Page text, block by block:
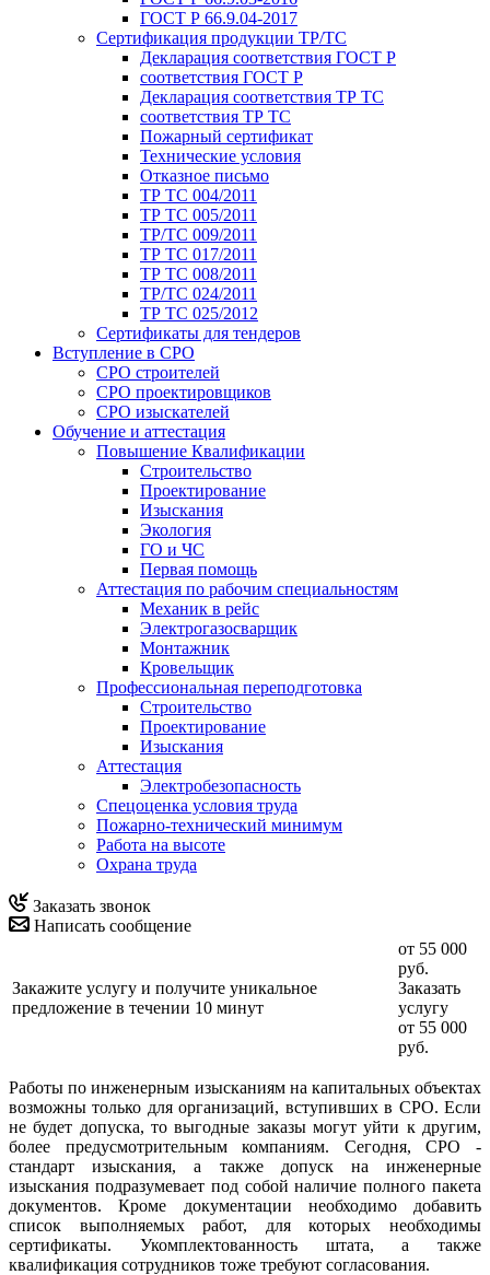
ГОСТ Р 66.9.04-2017
Сертификация продукции ТР/ТС
Декларация соответствия ГОСТ Р
соответствия ГОСТ Р
Декларация соответствия ТР ТС
соответствия ТР ТС
Пожарный сертификат
Технические условия
Отказное письмо
ТР ТС 004/2011
ТР ТС 005/2011
ТР/ТС 009/2011
ТР ТС 017/2011
ТР ТС 008/2011
ТР/ТС 024/2011
ТР ТС 025/2012
Сертификаты для тендеров
Вступление в СРО
СРО строителей
СРО проектировщиков
СРО изыскателей
Обучение и аттестация
Повышение Квалификации
Строительство
Проектирование
Изыскания
Экология
ГО и ЧС
Первая помощь
Аттестация по рабочим специальностям
Механик в рейс
Электрогазосварщик
Монтажник
Кровельщик
Профессиональная переподготовка
Строительство
Проектирование
Изыскания
Аттестация
Электробезопасность
Спецоценка условия труда
Пожарно-технический минимум
Работа на высоте
Охрана труда
Заказать звонок
Написать сообщение
Закажите услугу и получите уникальное
предложение в течении 10 минут
от 55 000
руб.
Заказать
услугу
от 55 000
руб.
Работы по инженерным изысканиям на капитальных объектах
возможны только для организаций, вступивших в СРО. Если
не будет допуска, то выгодные заказы могут уйти к другим,
более предусмотрительным компаниям. Сегодня, СРО -
стандарт изыскания, а также допуск на инженерные
изыскания подразумевает под собой наличие полного пакета
документов. Кроме документации необходимо добавить
список выполняемых работ, для которых необходимы
сертификаты. Укомплектованность штата, а также
квалификация сотрудников тоже требуют согласования.